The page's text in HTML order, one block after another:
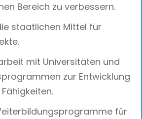
Bereich zu verbessern.
staatlichen Mittel für
mit Universitäten und
zur Entwicklung
für